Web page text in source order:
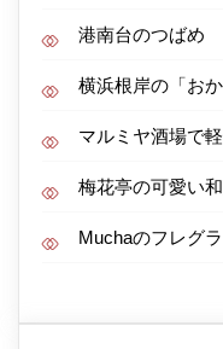
港南台のつばめ
横浜根岸の「おか
マルミヤ酒場で
梅花亭の可愛い
Muchaのフレグ